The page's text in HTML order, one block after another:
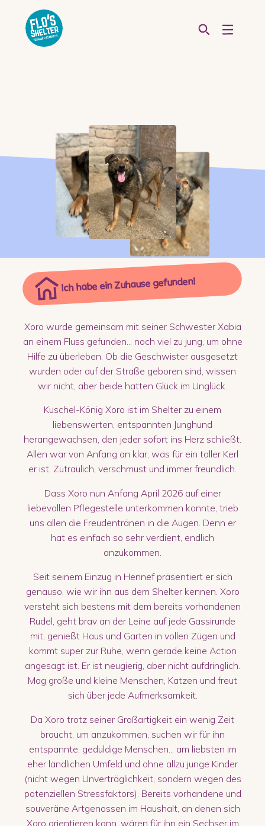
Ich habe ein Zuhause gefunden!
Xoro wurde gemeinsam mit seiner Schwester Xabia
an einem Fluss gefunden... noch viel zu jung, um ohne
Hilfe zu überleben. Ob die Geschwister ausgesetzt
wurden oder auf der Straße geboren sind, wissen
wir nicht, aber beide hatten Glück im Unglück.
Kuschel-König Xoro ist im Shelter zu einem
liebenswerten, entspannten Junghund
herangewachsen, den jeder sofort ins Herz schließt.
Allen war von Anfang an klar, was für ein toller Kerl
er ist. Zutraulich, verschmust und immer freundlich.
Dass Xoro nun Anfang April 2026 auf einer
liebevollen Pflegestelle unterkommen konnte, trieb
uns allen die Freudentränen in die Augen. Denn er
hat es einfach so sehr verdient, endlich
anzukommen.
Seit seinem Einzug in Hennef präsentiert er sich
genauso, wie wir ihn aus dem Shelter kennen. Xoro
versteht sich bestens mit dem bereits vorhandenen
Rudel, geht brav an der Leine auf jede Gassirunde
mit, genießt Haus und Garten in vollen Zügen und
kommt super zur Ruhe, wenn gerade keine Action
angesagt ist. Er ist neugierig, aber nicht aufdringlich.
Mag große und kleine Menschen, Katzen und freut
sich über jede Aufmerksamkeit.
Da Xoro trotz seiner Großartigkeit ein wenig Zeit
braucht, um anzukommen, suchen wir für ihn
entspannte, geduldige Menschen... am liebsten im
eher ländlichen Umfeld und ohne allzu junge Kinder
(nicht wegen Unverträglichkeit, sondern wegen des
potenziellen Stressfaktors). Bereits vorhandene und
souveräne Artgenossen im Haushalt, an denen sich
Xoro orientieren kann, wären für ihn ein Sechser im